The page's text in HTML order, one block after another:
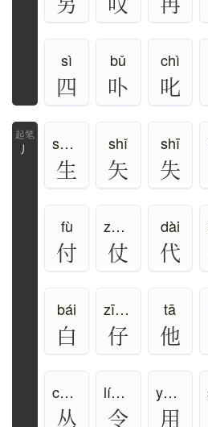
sì
四
bǔ
卟
chì
叱
丿 shēng
生
shǐ
矢
shī
失
fù
付
zhàng
仗
dài
代
bái
白
zī、zǐ、zǎi
仔
tā
他
cóng
丛
líng、lǐng、lìng
令
yòng
用